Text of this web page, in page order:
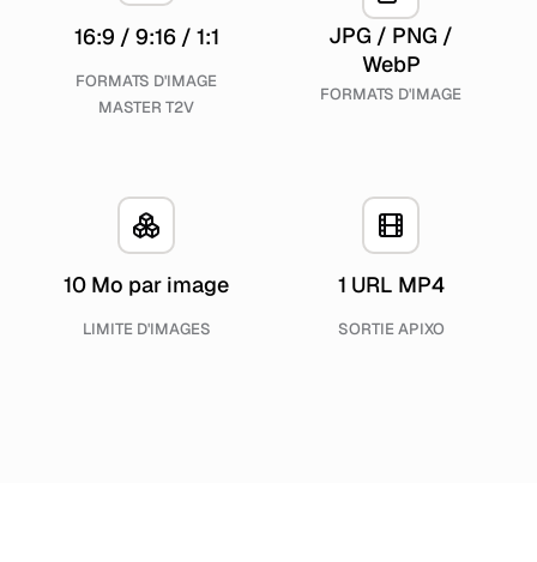
16:9 / 9:16 / 1:1
FORMATS D'IMAGE
MASTER T2V
JPG / PNG /
WebP
FORMATS D'IMAGE
10 Mo par image
LIMITE D'IMAGES
1 URL MP4
SORTIE APIXO